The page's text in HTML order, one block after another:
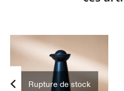
Rupture de stock